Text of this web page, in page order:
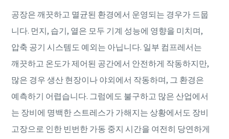
공장은 깨끗하고 멸균된 환경에서 운영되는 경우가 드뭅
니다. 먼지, 습기, 열은 모두 기계 성능에 영향을 미치며,
압축 공기 시스템도 예외는 아닙니다. 일부 컴프레서는
깨끗하고 온도가 제어된 공간에서 안전하게 작동하지만,
많은 경우 생산 현장이나 야외에서 작동하며, 그 환경은
예측하기 어렵습니다. 그럼에도 불구하고 많은 산업에서
는 장비에 명백한 스트레스가 가해지는 상황에서도 장비
고장으로 인한 빈번한 가동 중지 시간을 여전히 당연하게